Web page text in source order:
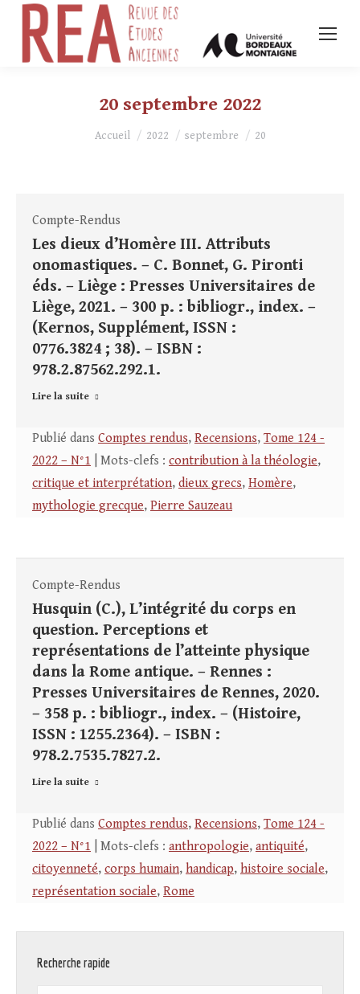
20 septembre 2022
Vous êtes ici :
Accueil 2022 septembre 20
Compte-Rendus
Les dieux d’Homère III. Attributs
onomastiques. – C. Bonnet, G. Pironti
éds. – Liège : Presses Universitaires de
Liège, 2021. – 300 p. : bibliogr., index. –
(Kernos, Supplément, ISSN :
0776.3824 ; 38). – ISBN :
978.2.87562.292.1.
Lire la suite
Publié dans Comptes rendus, Recensions, Tome 124 -
2022 – N°1 | Mots-clefs : contribution à la théologie,
critique et interprétation, dieux grecs, Homère,
mythologie grecque, Pierre Sauzeau
Compte-Rendus
Husquin (C.), L’intégrité du corps en
question. Perceptions et
représentations de l’atteinte physique
dans la Rome antique. – Rennes :
Presses Universitaires de Rennes, 2020.
– 358 p. : bibliogr., index. – (Histoire,
ISSN : 1255.2364). – ISBN :
978.2.7535.7827.2.
Lire la suite
Publié dans Comptes rendus, Recensions, Tome 124 -
2022 – N°1 | Mots-clefs : anthropologie, antiquité,
citoyenneté, corps humain, handicap, histoire sociale,
représentation sociale, Rome
Recherche rapide